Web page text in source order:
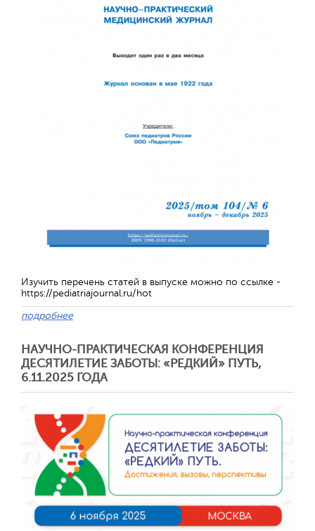
Изучить перечень статей в выпуске можно по ссылке -
https://pediatriajournal.ru/hot
подробнее
НАУЧНО-ПРАКТИЧЕСКАЯ КОНФЕРЕНЦИЯ
ДЕСЯТИЛЕТИЕ ЗАБОТЫ: «РЕДКИЙ» ПУТЬ,
6.11.2025 ГОДА